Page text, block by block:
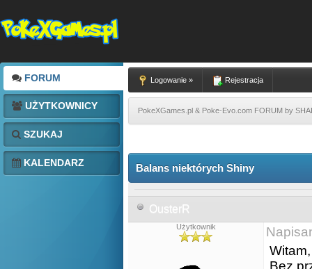
FORUM
UŻYTKOWNICY
SZUKAJ
KALENDARZ
Logowanie » Rejestracja
PokeXGames.pl & Poke-Evo.com FORUM by
Balans niektórych Shiny
OusterR
Użytkownik
Witam,
Bez